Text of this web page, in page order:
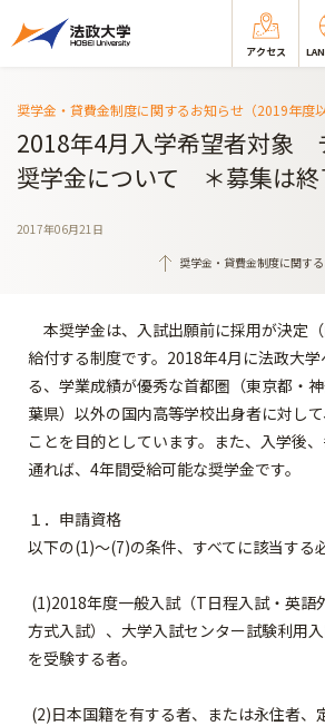
アクセス
奨学金・貸費金制度に関するお知らせ（2019年度以
2018年4月入学希望者対象
奨学金について ＊募集は終
2017年06月21日
奨学金・貸費金制度に関す
本奨学金は、入試出願前に採用が決定
給付する制度です。2018年4月に法政大
る、学業成績が優秀な首都圏（東京都・
葉県）以外の国内高等学校出身者に対し
ことを目的としています。また、入学後
通れば、4年間受給可能な奨学金です。
１．申請資格
以下の(1)～(7)の条件、すべてに該当する
(1)2018年度一般入試（T日程入試・英語
方式入試）、大学入試センター試験利用入
を受験する者。
(2)日本国籍を有する者、または永住者、